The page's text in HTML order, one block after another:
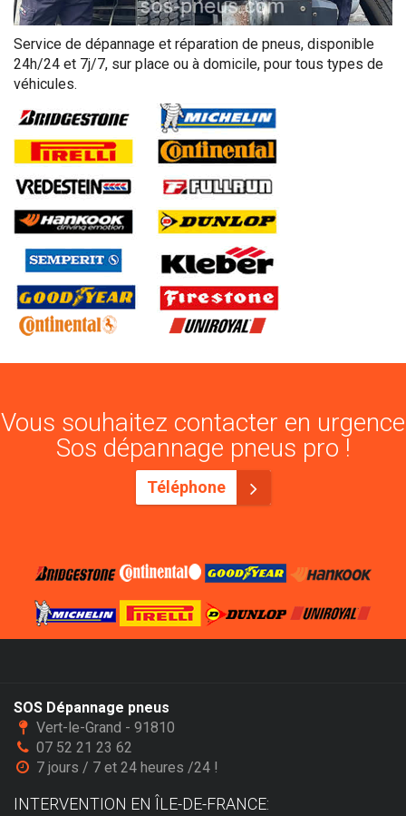
Service de dépannage et réparation de pneus, disponible
24h/24 et 7j/7, sur place ou à domicile, pour tous types de
véhicules.
Vous souhaitez contacter en urgence
Sos dépannage pneus pro !
Téléphone
SOS Dépannage pneus
Vert-le-Grand - 91810
07 52 21 23 62
7 jours / 7 et 24 heures /24 !
INTERVENTION EN ÎLE-DE-FRANCE: